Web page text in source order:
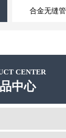
合金无缝管
CENTER
中心